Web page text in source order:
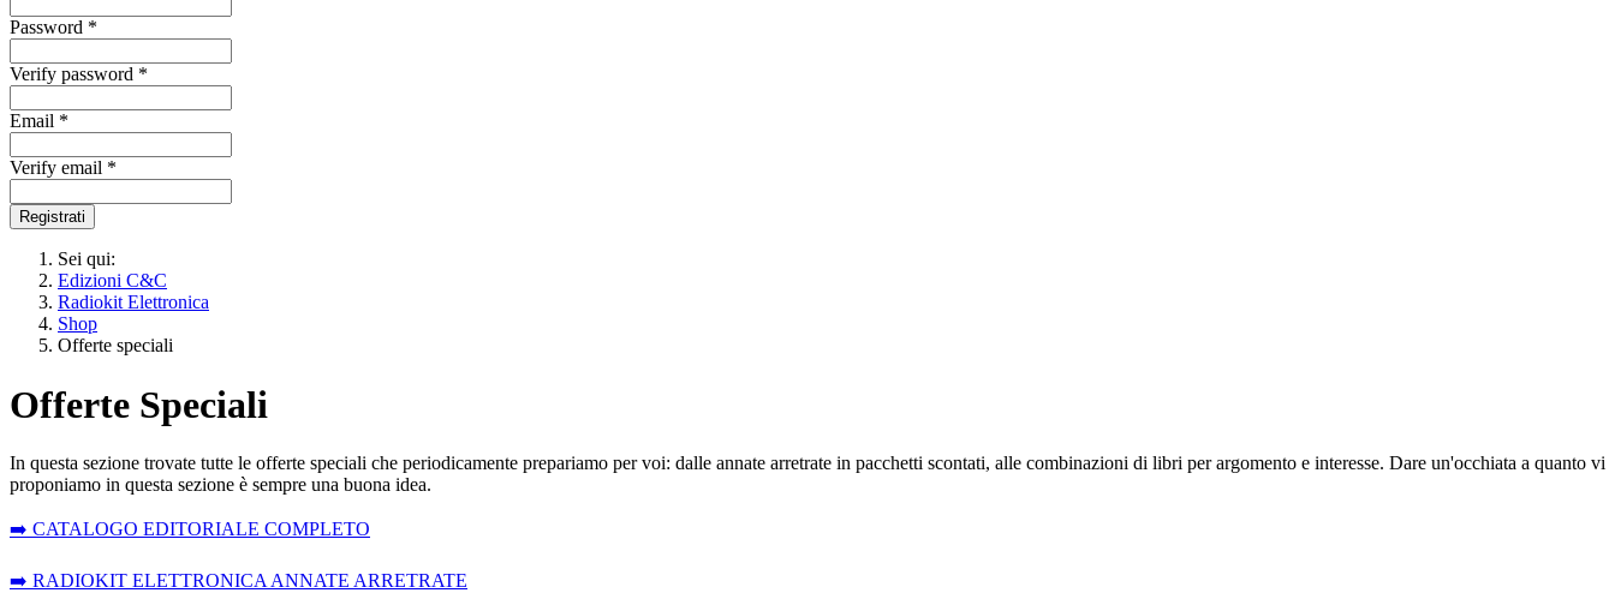
Password *
Verify password *
Email *
Verify email *
Registrati
Sei qui:
Edizioni C&C
Radiokit Elettronica
Shop
Offerte speciali
Offerte Speciali
In questa sezione trovate tutte le offerte speciali che periodicamente prepariamo per voi: dalle annate arretrate in pacchetti scontati, alle combinazioni di libri per argomento e interesse. Dare un'occhiata a quanto vi
proponiamo in questa sezione è sempre una buona idea.
➡️ CATALOGO EDITORIALE COMPLETO
➡️ RADIOKIT ELETTRONICA ANNATE ARRETRATE